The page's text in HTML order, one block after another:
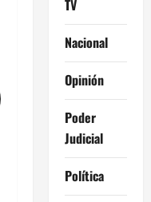
TV
Nacional
Opinión
Poder
Judicial
Política